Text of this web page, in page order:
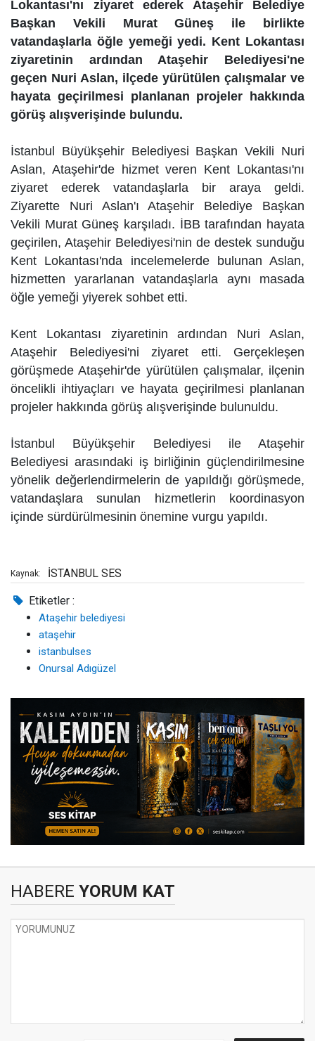
Lokantası'nı ziyaret ederek Ataşehir Belediye
Başkan Vekili Murat Güneş ile birlikte
vatandaşlarla öğle yemeği yedi. Kent Lokantası
ziyaretinin ardından Ataşehir Belediyesi'ne
geçen Nuri Aslan, ilçede yürütülen çalışmalar ve
hayata geçirilmesi planlanan projeler hakkında
görüş alışverişinde bulundu.
İstanbul Büyükşehir Belediyesi Başkan Vekili Nuri
Aslan, Ataşehir'de hizmet veren Kent Lokantası'nı
ziyaret ederek vatandaşlarla bir araya geldi.
Ziyarette Nuri Aslan'ı Ataşehir Belediye Başkan
Vekili Murat Güneş karşıladı. İBB tarafından hayata
geçirilen, Ataşehir Belediyesi'nin de destek sunduğu
Kent Lokantası'nda incelemelerde bulunan Aslan,
hizmetten yararlanan vatandaşlarla aynı masada
öğle yemeği yiyerek sohbet etti.
Kent Lokantası ziyaretinin ardından Nuri Aslan,
Ataşehir Belediyesi'ni ziyaret etti. Gerçekleşen
görüşmede Ataşehir'de yürütülen çalışmalar, ilçenin
öncelikli ihtiyaçları ve hayata geçirilmesi planlanan
projeler hakkında görüş alışverişinde bulunuldu.
İstanbul Büyükşehir Belediyesi ile Ataşehir
Belediyesi arasındaki iş birliğinin güçlendirilmesine
yönelik değerlendirmelerin de yapıldığı görüşmede,
vatandaşlara sunulan hizmetlerin koordinasyon
içinde sürdürülmesinin önemine vurgu yapıldı.
Kaynak: İSTANBUL SES
Etiketler :
Ataşehir belediyesi
ataşehir
istanbulses
Onursal Adıgüzel
HABERE YORUM KAT